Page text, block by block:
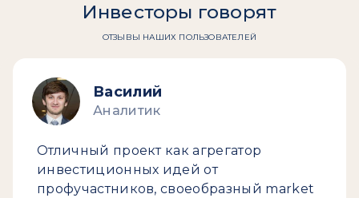
Инвесторы говорят
ОТЗЫВЫ НАШИХ ПОЛЬЗОВАТЕЛЕЙ
Василий
Аналитик
Отличный проект как агрегатор
инвестиционных идей от
профучастников, своеобразный market